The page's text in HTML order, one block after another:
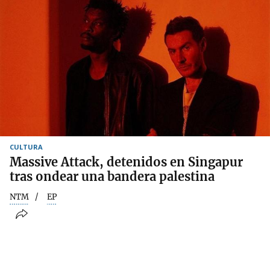
CULTURA
Massive Attack, detenidos en Singapur
tras ondear una bandera palestina
NTM EP